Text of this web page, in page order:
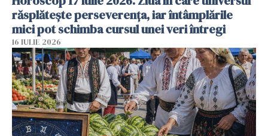
răsplătește perseverența, iar întâmplările
mici pot schimba cursul unei veri întregi
16 IULIE 2026